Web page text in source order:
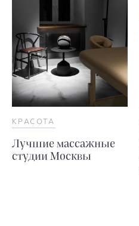
КРАСОТА
Лучшие массажные
студии Москвы